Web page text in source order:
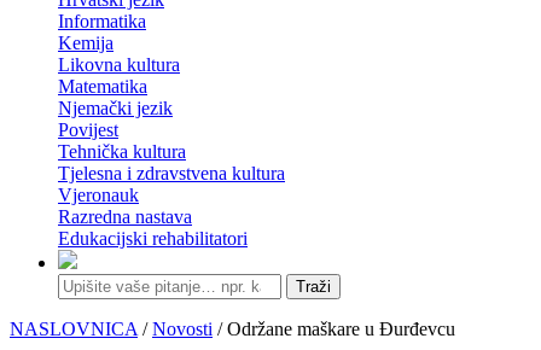
Informatika
Kemija
Likovna kultura
Matematika
Njemački jezik
Povijest
Tehnička kultura
Tjelesna i zdravstvena kultura
Vjeronauk
Razredna nastava
Edukacijski rehabilitatori
Traži
NASLOVNICA /Novosti / Održane maškare u Đurđevcu